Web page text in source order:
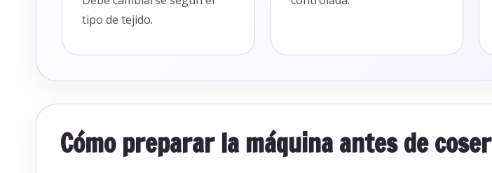
tipo de tejido.
Cómo preparar la máquina antes de coser